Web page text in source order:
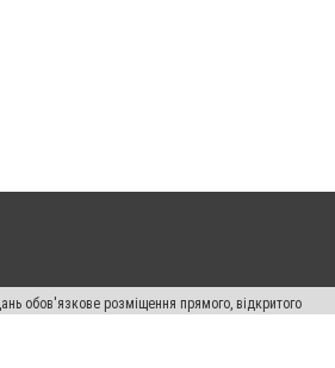
обов'язкове розміщення прямого, відкритого